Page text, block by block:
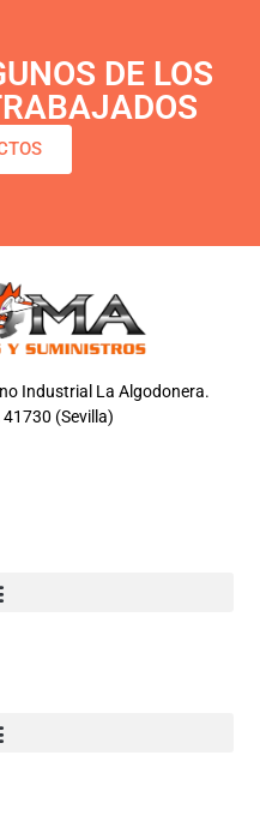
DE LOS
Industrial La Algodonera.
(Sevilla)